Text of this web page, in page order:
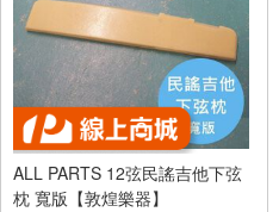
ALL PARTS 12弦民謠吉他下弦
枕 寬版【敦煌樂器】